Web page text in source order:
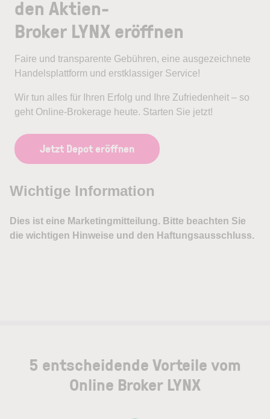
den Aktien-
Broker LYNX eröffnen
Faire und transparente Gebühren, eine ausgezeichnete
Handelsplattform und erstklassiger Service!
Wir tun alles für Ihren Erfolg und Ihre Zufriedenheit – so
geht Online-Brokerage heute. Starten Sie jetzt!
Jetzt Depot eröffnen
5 entscheidende Vorteile vom
Online Broker LYNX